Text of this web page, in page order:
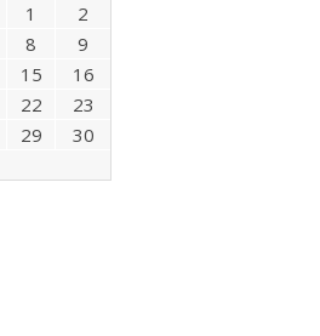
1
2
8
9
15
16
22
23
29
30